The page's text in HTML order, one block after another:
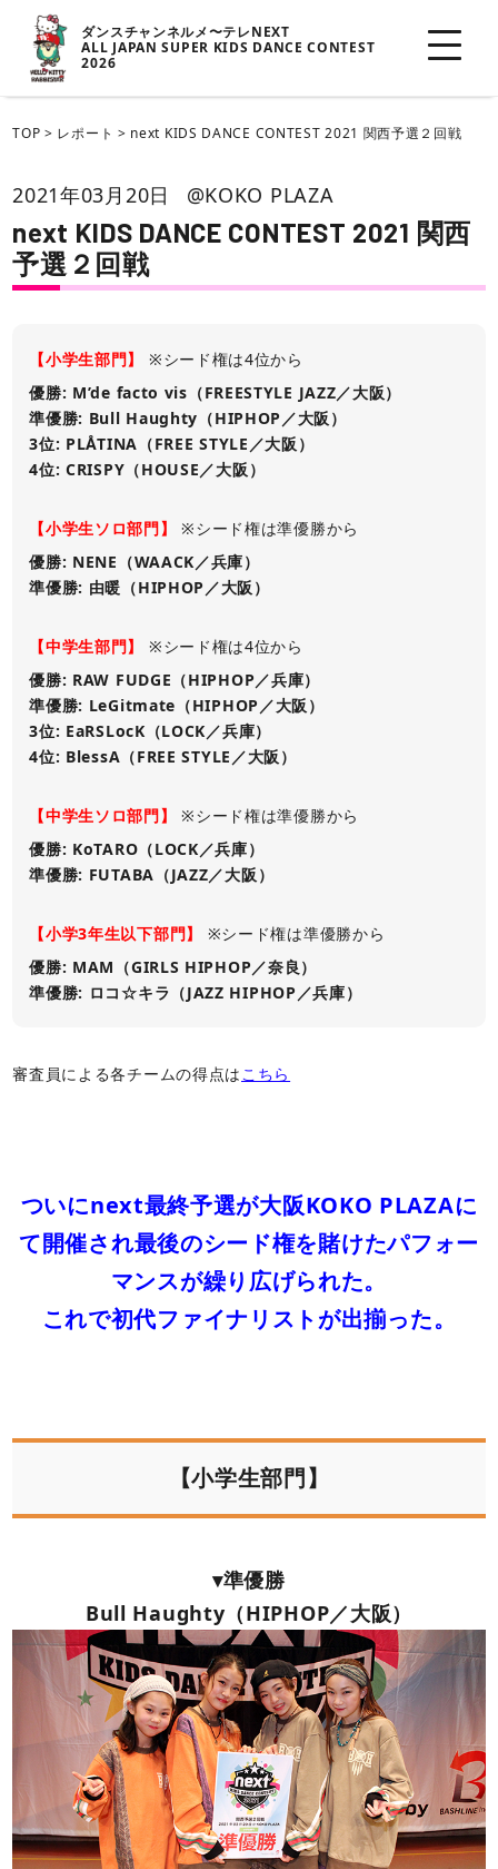
ダンスチャンネルメ〜テレNEXT
ALL JAPAN SUPER KIDS DANCE CONTEST
2026
TOP > レポート > next KIDS DANCE CONTEST 2021 関西予選２回戦
2021年03月20日 @KOKO PLAZA
next KIDS DANCE CONTEST 2021 関西
予選２回戦
【小学生部門】
※シード権は4位から
優勝: M’de facto vis（FREESTYLE JAZZ／大阪）
準優勝: Bull Haughty（HIPHOP／大阪）
3位: PLÅTINA（FREE STYLE／大阪）
4位: CRISPY（HOUSE／大阪）
【小学生ソロ部門】
※シード権は準優勝から
優勝: NENE（WAACK／兵庫）
準優勝: 由暖（HIPHOP／大阪）
【中学生部門】
※シード権は4位から
優勝: RAW FUDGE（HIPHOP／兵庫）
準優勝: LeGitmate（HIPHOP／大阪）
3位: EaRSLocK（LOCK／兵庫）
4位: BlessA（FREE STYLE／大阪）
【中学生ソロ部門】
※シード権は準優勝から
優勝: KoTARO（LOCK／兵庫）
準優勝: FUTABA（JAZZ／大阪）
【小学3年生以下部門】
※シード権は準優勝から
優勝: MAM（GIRLS HIPHOP／奈良）
準優勝: ロコ☆キラ（JAZZ HIPHOP／兵庫）
審査員による各チームの得点はこちら
ついにnext最終予選が大阪KOKO PLAZAに
て開催され最後のシード権を賭けたパフォー
マンスが繰り広げられた。
これで初代ファイナリストが出揃った。
【小学生部門】
▾準優勝
Bull Haughty（HIPHOP／大阪）